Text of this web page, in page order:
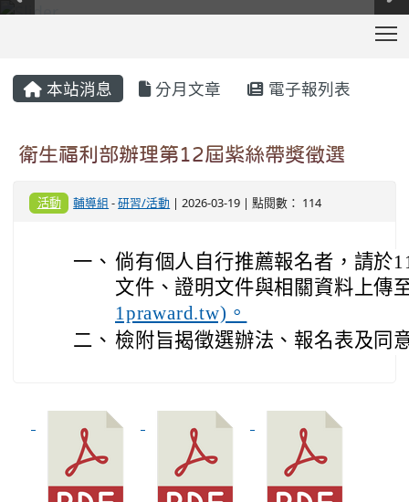
本站消息 分月文章 電子報列表
衛生福利部辦理第12屆紫絲帶獎徵選
活動 輔導組 -研習/活動 | 2026-03-19 | 點閱數： 114
一、 倘有個人自行推薦報名者，請於
文件、證明文件與相關資料上傳
1praward.tw)。
二、 檢附旨揭徵選辦法、報名表及同